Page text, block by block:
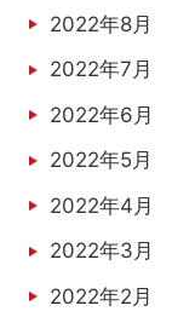
2022年8月
2022年7月
2022年6月
2022年5月
2022年4月
2022年3月
2022年2月